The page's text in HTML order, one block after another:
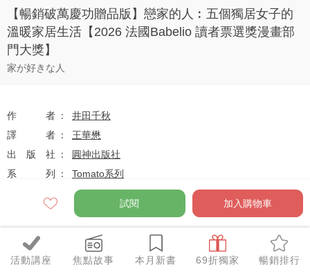
活動講座 焦點故事 本月新書 69折獨家 暢銷排行
【暢銷破萬慶功贈品版】戀家的人︰五個獨居女子的
溫暖家居生活【2026 法國Babelio 讀者票選獎漫畫部
門大獎】
家が好きな人
作者
井田千秋
譯者
王華懋
出版社
圓神出版社
系列
Tomato系列
2024-06-01
定價 $360
試閱 加入購物車